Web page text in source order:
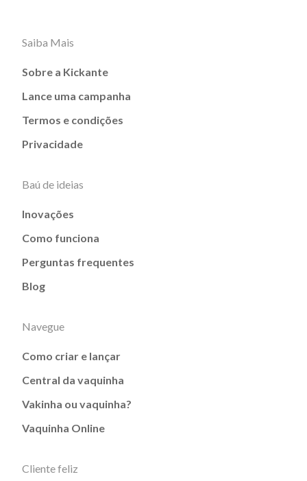
Saiba Mais
Sobre a Kickante
Lance uma campanha
Termos e condições
Privacidade
Baú de ideias
Inovações
Como funciona
Perguntas frequentes
Blog
Navegue
Como criar e lançar
Central da vaquinha
Vakinha ou vaquinha?
Vaquinha Online
Cliente feliz